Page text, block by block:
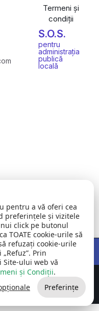
Termeni și
condiții
S.O.S.
pentru
administrația
publică
locală
Toate drepturile
rezervate
Publice SRL
pentru a vă oferi cea
preferințele și vizitele
click pe butonul
TOATE cookie-urile să
refuzați cookie-urile
Prin
ului web vă
și Condiții.
Preferințe